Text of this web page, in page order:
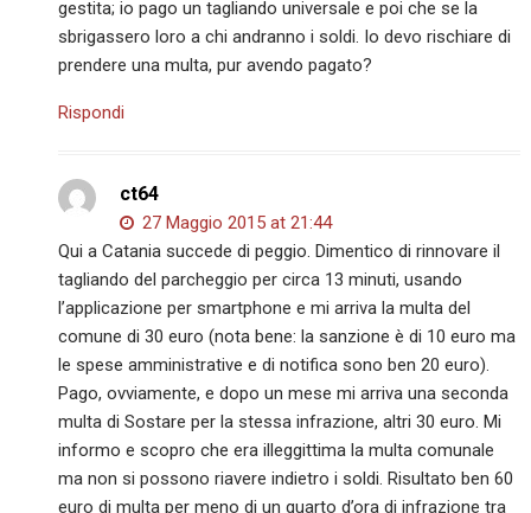
gestita; io pago un tagliando universale e poi che se la
sbrigassero loro a chi andranno i soldi. Io devo rischiare di
prendere una multa, pur avendo pagato?
Rispondi
ct64
27 Maggio 2015 at 21:44
Qui a Catania succede di peggio. Dimentico di rinnovare il
tagliando del parcheggio per circa 13 minuti, usando
l’applicazione per smartphone e mi arriva la multa del
comune di 30 euro (nota bene: la sanzione è di 10 euro ma
le spese amministrative e di notifica sono ben 20 euro).
Pago, ovviamente, e dopo un mese mi arriva una seconda
multa di Sostare per la stessa infrazione, altri 30 euro. Mi
informo e scopro che era illeggittima la multa comunale
ma non si possono riavere indietro i soldi. Risultato ben 60
euro di multa per meno di un quarto d’ora di infrazione tra